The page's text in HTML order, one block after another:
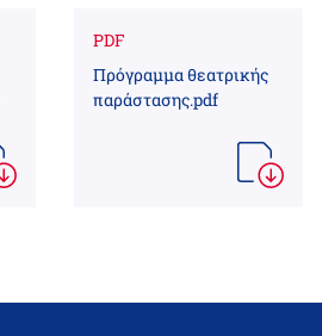
PDF
Πρόγραμμα θεατρικής
παράστασης.pdf